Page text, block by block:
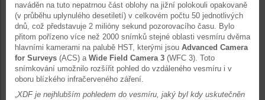
naváděn na tuto nepatrnou část oblohy na jižní polokouli opakovaně
(v průběhu uplynulého desetiletí) v celkovém počtu 50 jednotlivých
dnů, což představuje 2 milióny sekund pozorovacího času. Bylo
přitom pořízeno více než 2000 snímků stejné oblasti vesmíru dvěma
hlavními kamerami na palubě HST, kterými jsou Advanced Camera
for Surveys (ACS) a Wide Field Camera 3 (WFC 3). Toto
snímkování umožnilo rozšířit pohled do vzdáleného vesmíru i v
oboru blízkého infračerveného záření.
„XDF je nejhlubším pohledem do vesmíru, jaký byl kdy uskutečněn